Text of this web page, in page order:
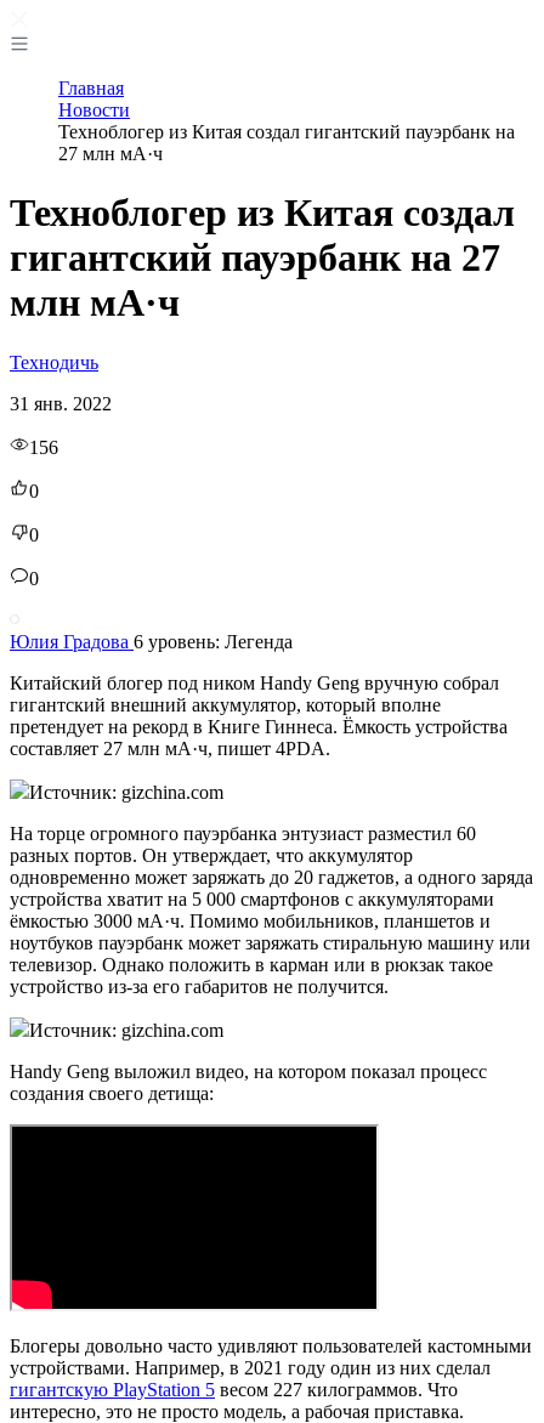
Главная
Новости
Техноблогер из Китая создал гигантский пауэрбанк на
27 млн мА·ч
Техноблогер из Китая создал
гигантский пауэрбанк на 27
млн мА·ч
Технодичь
31 янв. 2022
156
0
0
0
Юлия Градова 6 уровень: Легенда
Китайский блогер под ником Handy Geng вручную собрал
гигантский внешний аккумулятор, который вполне
претендует на рекорд в Книге Гиннеса. Ёмкость устройства
составляет 27 млн мА·ч, пишет 4PDA.
Источник: gizchina.com
На торце огромного пауэрбанка энтузиаст разместил 60
разных портов. Он утверждает, что аккумулятор
одновременно может заряжать до 20 гаджетов, а одного заряда
устройства хватит на 5 000 смартфонов с аккумуляторами
ёмкостью 3000 мА·ч. Помимо мобильников, планшетов и
ноутбуков пауэрбанк может заряжать стиральную машину или
телевизор. Однако положить в карман или в рюкзак такое
устройство из-за его габаритов не получится.
Источник: gizchina.com
Handy Geng выложил видео, на котором показал процесс
создания своего детища:
Блогеры довольно часто удивляют пользователей кастомными
устройствами. Например, в 2021 году один из них сделал
гигантскую PlayStation 5 весом 227 килограммов. Что
интересно, это не просто модель, а рабочая приставка.